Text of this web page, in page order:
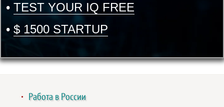
• TEST YOUR IQ FREE
• $ 1500 STARTUP
Работа в России